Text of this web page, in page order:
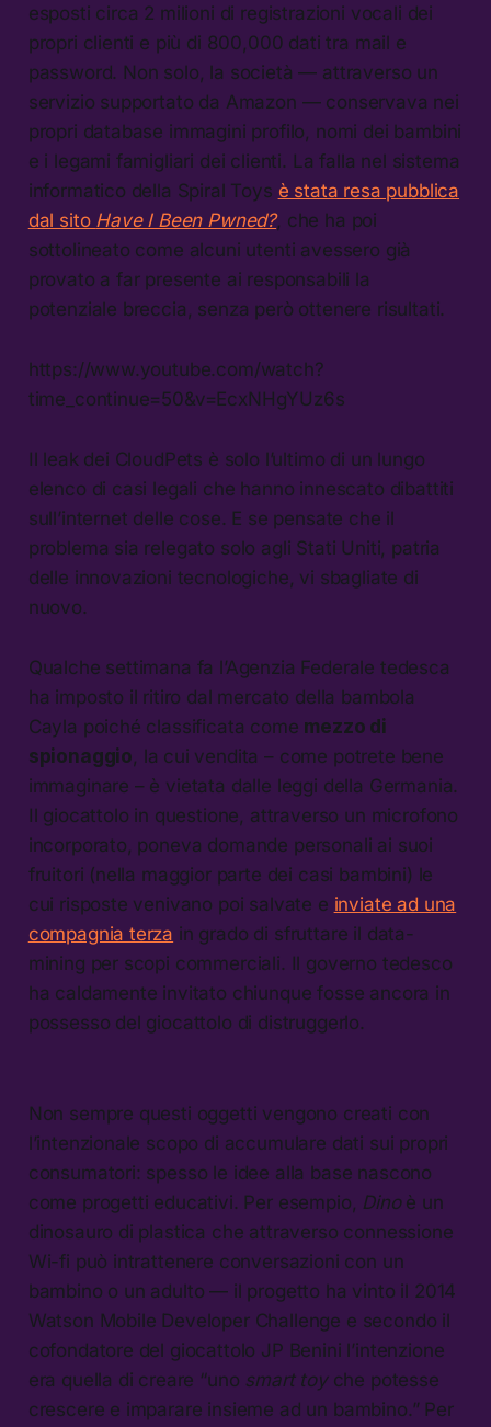
esposti circa 2 milioni di registrazioni vocali dei
propri clienti e più di 800,000 dati tra mail e
password. Non solo, la società — attraverso un
servizio supportato da Amazon — conservava nei
propri database immagini profilo, nomi dei bambini
e i legami famigliari dei clienti. La falla nel sistema
informatico della Spiral Toys è stata resa pubblica
dal sito Have I Been Pwned?, che ha poi
sottolineato come alcuni utenti avessero già
provato a far presente ai responsabili la
potenziale breccia, senza però ottenere risultati.
https://www.youtube.com/watch?
time_continue=50&v=EcxNHgYUz6s
Il leak dei CloudPets è solo l’ultimo di un lungo
elenco di casi legali che hanno innescato dibattiti
sull’internet delle cose. E se pensate che il
problema sia relegato solo agli Stati Uniti, patria
delle innovazioni tecnologiche, vi sbagliate di
nuovo.
Qualche settimana fa l’Agenzia Federale tedesca
ha imposto il ritiro dal mercato della bambola
Cayla poiché classificata come mezzo di
spionaggio , la cui vendita – come potrete bene
immaginare – è vietata dalle leggi della Germania.
Il giocattolo in questione, attraverso un microfono
incorporato, poneva domande personali ai suoi
fruitori (nella maggior parte dei casi bambini) le
cui risposte venivano poi salvate e inviate ad una
compagnia terza in grado di sfruttare il data-
mining per scopi commerciali. Il governo tedesco
ha caldamente invitato chiunque fosse ancora in
possesso del giocattolo di distruggerlo.
Non sempre questi oggetti vengono creati con
l’intenzionale scopo di accumulare dati sui propri
consumatori: spesso le idee alla base nascono
come progetti educativi. Per esempio, Dinoè un
dinosauro di plastica che attraverso connessione
Wi-fi può intrattenere conversazioni con un
bambino o un adulto — il progetto ha vinto il 2014
Watson Mobile Developer Challenge e secondo il
cofondatore del giocattolo JP Benini l’intenzione
era quella di creare “uno smart toyche potesse
crescere e imparare insieme ad un bambino.” Per